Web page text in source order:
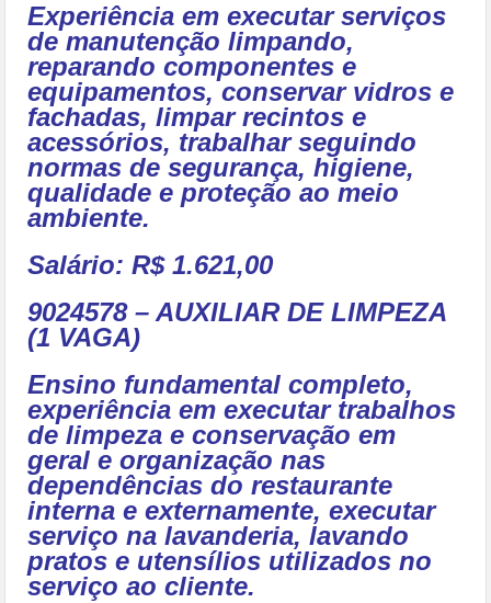
Experiência em executar serviços
de manutenção limpando,
reparando componentes e
equipamentos, conservar vidros e
fachadas, limpar recintos e
acessórios, trabalhar seguindo
normas de segurança, higiene,
qualidade e proteção ao meio
ambiente.
Salário: R$ 1.621,00
9024578 – AUXILIAR DE LIMPEZA
(1 VAGA)
Ensino fundamental completo,
experiência em executar trabalhos
de limpeza e conservação em
geral e organização nas
dependências do restaurante
interna e externamente, executar
serviço na lavanderia, lavando
pratos e utensílios utilizados no
serviço ao cliente.